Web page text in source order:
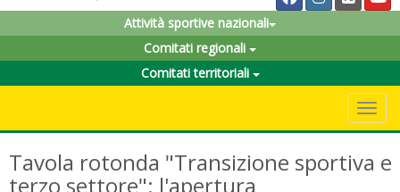
Attività sportive nazionali
Comitati regionali
Comitati territoriali
Tavola rotonda "Transizione sportiva e
terzo settore": l'apertura